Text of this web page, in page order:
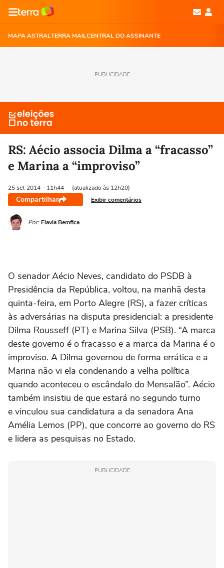
MAPA ASTRALTERRA MAILCENTRAL DO ASSINANTE
PUBLICIDADE
RS: Aécio associa Dilma a “fracasso”
e Marina a “improviso”
25 set 2014 - 11h44 (atualizado às 12h20)
Compartilhar Exibir comentários
Por: Flavia Bemfica
O senador Aécio Neves, candidato do PSDB à
Presidência da República, voltou, na manhã desta
quinta-feira, em Porto Alegre (RS), a fazer críticas
às adversárias na disputa presidencial: a presidente
Dilma Rousseff (PT) e Marina Silva (PSB). “A marca
deste governo é o fracasso e a marca da Marina é o
improviso. A Dilma governou de forma errática e a
Marina não vi ela condenando a velha política
quando aconteceu o escândalo do Mensalão”. Aécio
também insistiu de que estará no segundo turno
e vinculou sua candidatura a da senadora Ana
Amélia Lemos (PP), que concorre ao governo do RS
e lidera as pesquisas no Estado.
PUBLICIDADE